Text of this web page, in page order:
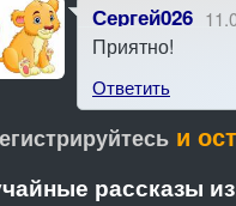
Сергей026
Приятно!
Ответить
и
рассказы